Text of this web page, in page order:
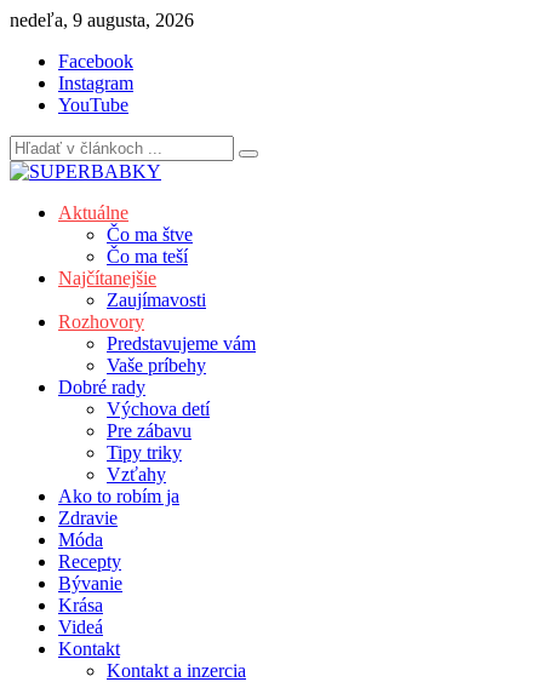
Skip
content
nedeľa, 9 augusta, 2026
Facebook
Instagram
YouTube
Aktuálne
Čo ma štve
Čo ma teší
Najčítanejšie
Zaujímavosti
Rozhovory
Predstavujeme vám
Vaše príbehy
Dobré rady
Výchova detí
Pre zábavu
Tipy triky
Vzťahy
Ako to robím ja
Zdravie
Móda
Recepty
Bývanie
Krása
Videá
Kontakt
Kontakt a inzercia